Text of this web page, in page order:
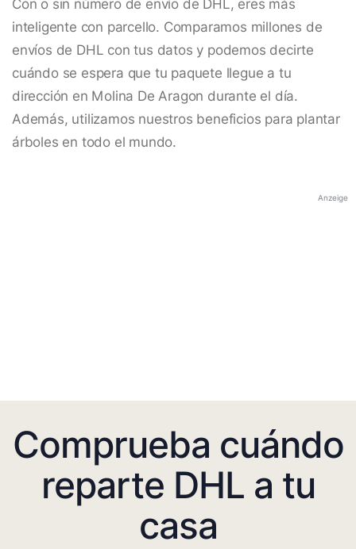
Con o sin número de envío de DHL, eres más
inteligente con parcello. Comparamos millones de
envíos de DHL con tus datos y podemos decirte
cuándo se espera que tu paquete llegue a tu
dirección en Molina De Aragon durante el día.
Además, utilizamos nuestros beneficios para plantar
árboles en todo el mundo.
Anzeige
Comprueba cuándo
reparte DHL a tu
casa